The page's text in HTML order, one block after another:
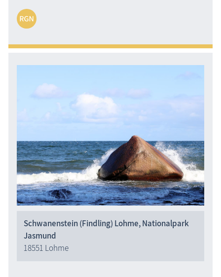
Schwanenstein (Findling) Lohme, Nationalpark
Jasmund
18551 Lohme